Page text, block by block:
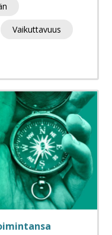
Vaikuttavuus